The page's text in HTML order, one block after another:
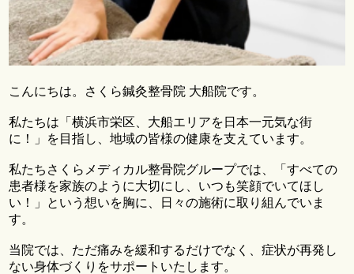
こんにちは。さくら鍼灸整骨院 大船院です。
私たちは「横浜市栄区、大船エリアを日本一元気な街
に！」を目指し、地域の皆様の健康を支えています。
私たちさくらメディカル整骨院グループでは、「すべての
患者様を家族のように大切にし、いつも笑顔でいてほし
い！」という想いを胸に、日々の施術に取り組んでいま
す。
当院では、ただ痛みを緩和するだけでなく、症状が再発し
ない身体づくりをサポートいたします。